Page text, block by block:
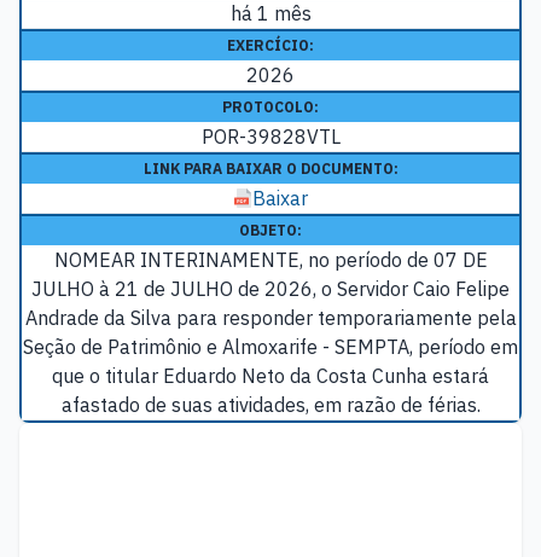
há 1 mês
EXERCÍCIO:
2026
PROTOCOLO:
POR-39828VTL
LINK PARA BAIXAR O DOCUMENTO:
Baixar
OBJETO:
NOMEAR INTERINAMENTE, no período de 07 DE
JULHO à 21 de JULHO de 2026, o Servidor Caio Felipe
Andrade da Silva para responder temporariamente pela
Seção de Patrimônio e Almoxarife - SEMPTA, período em
que o titular Eduardo Neto da Costa Cunha estará
afastado de suas atividades, em razão de férias.